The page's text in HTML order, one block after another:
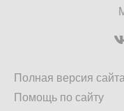
Полная версия сайта
Помощь по сайту